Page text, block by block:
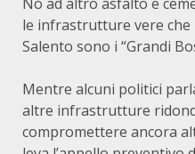
le infrastrutture vere che
Salento sono i “Grandi
Mentre alcuni politici
altre infrastrutture
compromettere ancora